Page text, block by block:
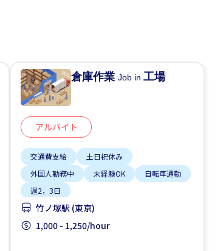
倉庫作業Job in工場
アルバイト
交通費支給
土日祝休み
外国人勤務中
未経験OK
自転車通勤
週2，3日
竹ノ塚駅 (東京)
1,000 - 1,250/hour